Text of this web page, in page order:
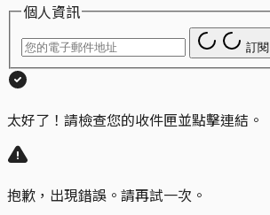
個人資訊
訂閱
太好了！請檢查您的收件匣並點擊連結。
抱歉，出現錯誤。請再試一次。